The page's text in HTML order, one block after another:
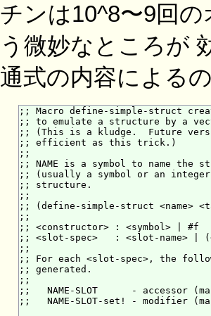
チンは10^8〜9回
う微妙なところが
通式の内容による
;; Macro define-simple-struct
;; to emulate a structure by a
;; (This is a kludge.  Future
;; efficient as this trick.)
;;
;; NAME is a symbol to name the
;; (usually a symbol or an
;; structure.
;;
;; (define-simple-struct <name>
;;
;; <constructor> : <symbol> | #f
;; <slot-spec>   : <slot-name> |
;;
;; For each <slot-spec>, the
;; generated.
;;
;;   NAME-SLOT      - accessor
;;   NAME-SLOT-set! - modifier